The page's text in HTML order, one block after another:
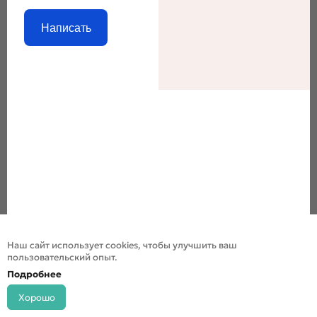
Написать
Наш сайт использует cookies, чтобы улучшить ваш
пользовательский опыт.
Подробнее
Хорошо